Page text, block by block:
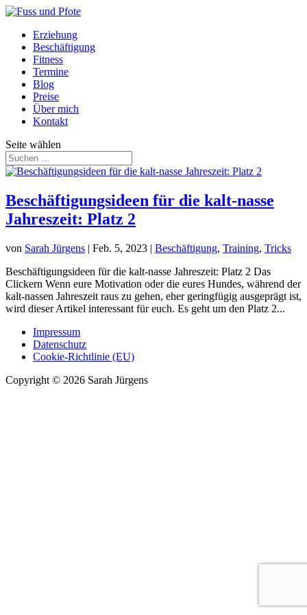
Erziehung
Beschäftigung
Fitness
Termine
Blog
Preise
Über mich
Kontakt
Seite wählen
Beschäftigungsideen für die kalt-nasse
Jahreszeit: Platz 2
von Sarah Jürgens | Feb. 5, 2023 | Beschäftigung, Training, Tricks
Beschäftigungsideen für die kalt-nasse Jahreszeit: Platz 2 Das
Clickern Wenn eure Motivation oder die eures Hundes, während der
kalt-nassen Jahreszeit raus zu gehen, eher geringfügig ausgeprägt ist,
wird dieser Artikel interessant für euch. Es geht um den Platz 2...
Impressum
Datenschutz
Cookie-Richtlinie (EU)
Copyright © 2026 Sarah Jürgens